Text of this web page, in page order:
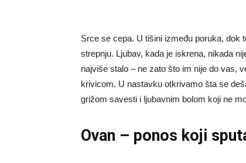
Srce se cepa. U tišini između poruka, dok
strepnju. Ljubav, kada je iskrena, nikada
najviše stalo – ne zato što im nije do vas,
krivicom. U nastavku otkrivamo šta se
grižom savesti i ljubavnim bolom koji ne
Ovan – ponos koji